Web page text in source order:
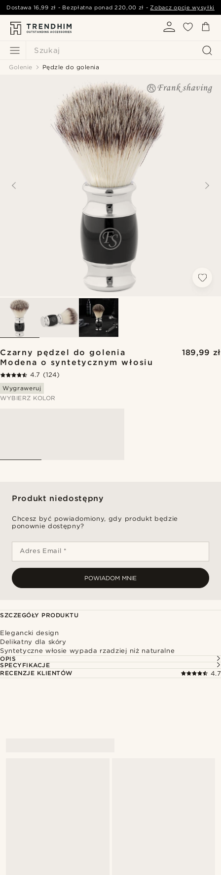
Szukaj
Dostawa 16,99 zł - Bezpłatna ponad220,00 zł -Zobacz opcje wysyłki
Golenie Pędzle do golenia
Czarny pędzel do golenia
Modena o syntetycznym włosiu
189,99 zł
4.7 (124)
Wygraweruj
WYBIERZ KOLOR
Produkt niedostępny
Chcesz być powiadomiony, gdy produkt będzie
ponownie dostępny?
Adres Email *
POWIADOM MNIE
SZCZEGÓŁY PRODUKTU
Elegancki design
Delikatny dla skóry
Syntetyczne włosie wypada rzadziej niż naturalne
OPIS
SPECYFIKACJE
RECENZJE KLIENTÓW
4.7